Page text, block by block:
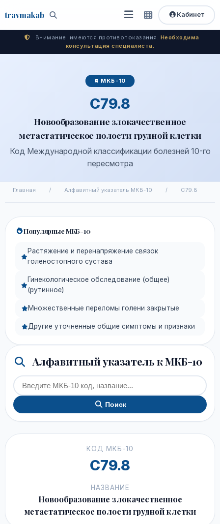
travmakab Поиск
Открыть
меню
Быстрый
доступ
Кабинет
Внимание: имеются противопоказания. Необходима
консультация специалиста.
МКБ-10
C79.8
Новообразование злокачественное
метастатическое полости грудной клетки
Код Международной классификации болезней 10-го
пересмотра
Главная / Алфавитный указатель МКБ-10 / C79.8
Популярные МКБ-10
Растяжение и перенапряжение связок
голеностопного сустава
Гинекологическое обследование (общее)
(рутинное)
Множественные переломы голени закрытые
Другие уточненные общие симптомы и признаки
Алфавитный указатель к МКБ-10
Поиск
КОД МКБ-10
C79.8
НАЗВАНИЕ
Новообразование злокачественное
метастатическое полости грудной клетки